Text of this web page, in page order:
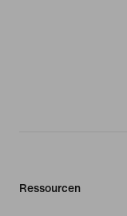
Ressourcen